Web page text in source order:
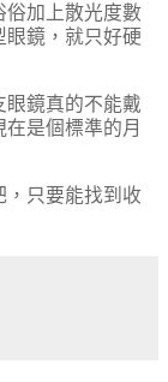
俗加上散光度數
眼鏡，就只好硬
眼鏡真的不能戴
是個標準的月
，只要能找到收